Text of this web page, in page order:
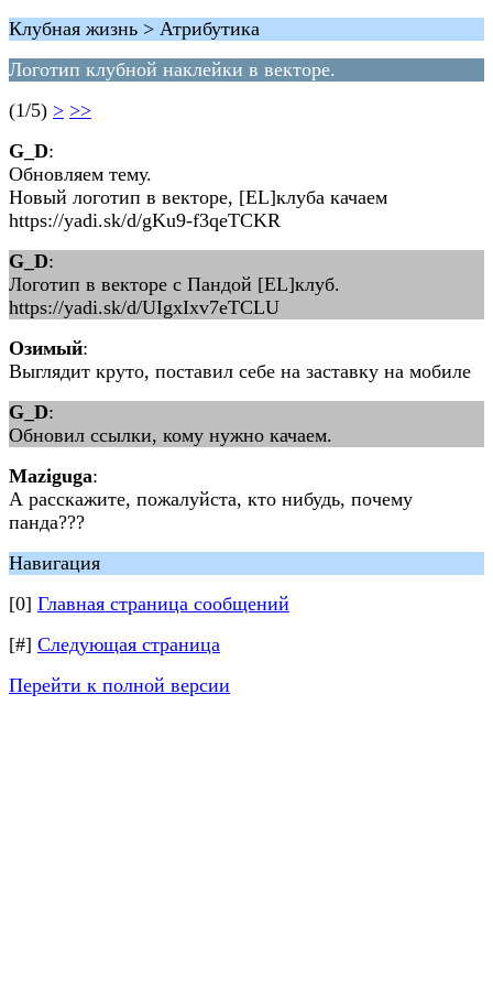
Клубная жизнь > Атрибутика
Логотип клубной наклейки в векторе.
(1/5) > >>
G_D:
Обновляем тему.
Новый логотип в векторе, [EL]клуба качаем
https://yadi.sk/d/gKu9-f3qeTCKR
G_D:
Логотип в векторе с Пандой [EL]клуб.
https://yadi.sk/d/UIgxIxv7eTCLU
Озимый:
Выглядит круто, поставил себе на заставку на мобиле
G_D:
Обновил ссылки, кому нужно качаем.
Maziguga:
А расскажите, пожалуйста, кто нибудь, почему
панда???
Навигация
[0] Главная страница сообщений
[#] Следующая страница
Перейти к полной версии